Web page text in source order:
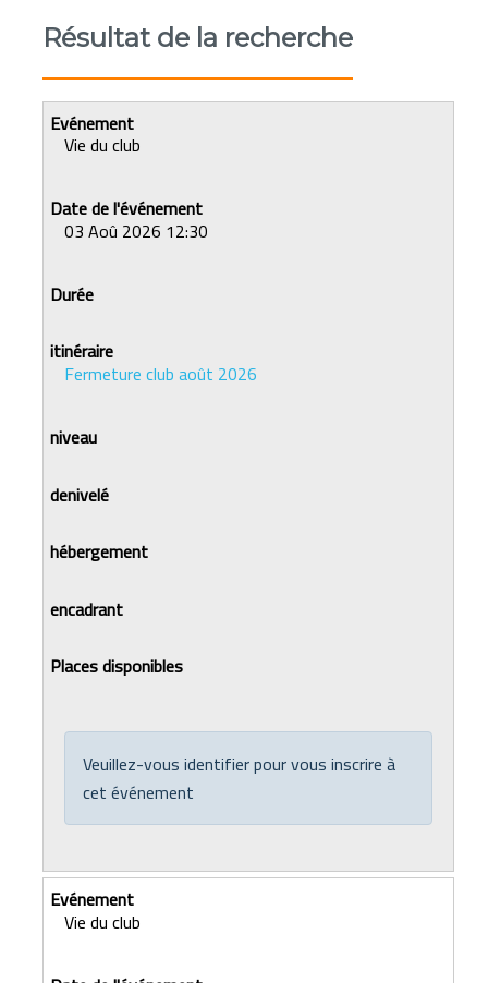
Résultat de la recherche
Vie du club
03 Aoû 2026 12:30
Fermeture club août 2026
Veuillez-vous identifier pour vous inscrire à
cet événement
Vie du club